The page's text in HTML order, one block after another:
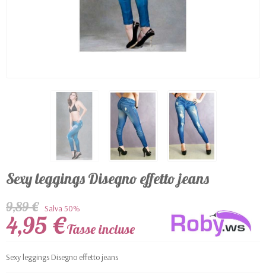
Sexy leggings Disegno effetto jeans
9,89 € Salva 50%
4,95 €Tasse incluse
Sexy leggings Disegno effetto jeans